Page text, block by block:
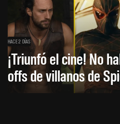
HACE 2 DÍAS
¡Triunfó el cine! No
offs de villanos de